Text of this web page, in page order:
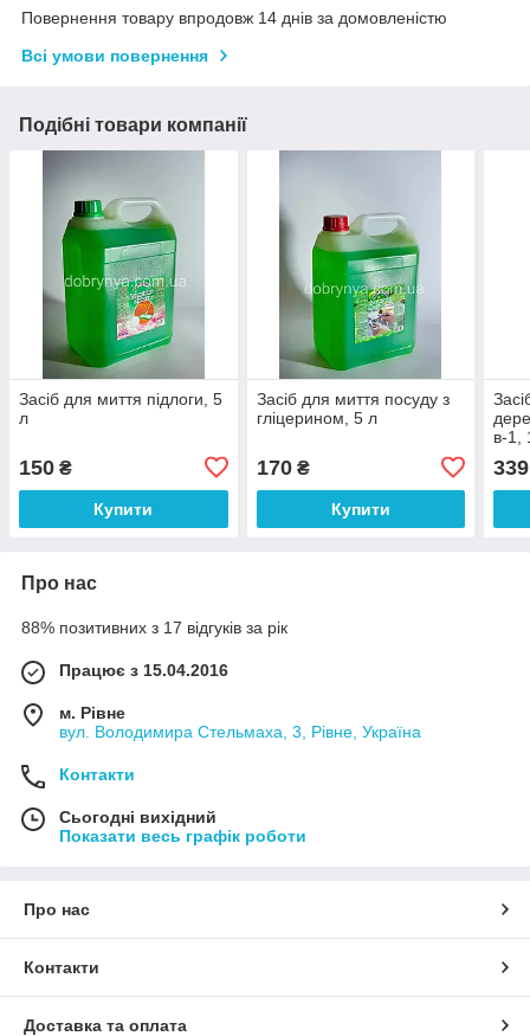
Повернення товару впродовж 14 днів за домовленістю
Всі умови повернення
Подібні товари компанії
Засіб для миття підлоги, 5
л
150 ₴
Купити
Засіб для миття посуду з
гліцерином, 5 л
170₴
Купити
в-1,
339
Про нас
88% позитивних з 17 відгуків за рік
Працює з 15.04.2016
м. Рівне
вул. Володимира Стельмаха, 3, Рівне, Україна
Контакти
Сьогодні вихідний
Показати весь графік роботи
Про нас
Контакти
Доставка та оплата